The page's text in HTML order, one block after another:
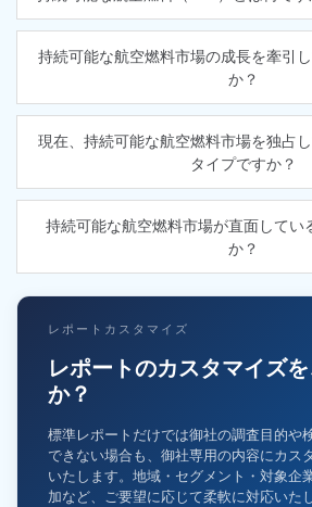
持続可能な航空燃料市場の成長を牽引
か？
現在、持続可能な航空燃料市場を独占
タイプですか？
持続可能な航空燃料市場が直面してい
か？
レポートカスタマイズ
レポートのカスタマイズ
か？
標準レポートだけでは御社の調査目的や
できない場合も、御社専用の内容にカス
いたします。地域・セグメント・対象企
加など、ご要望に応じて柔軟に対応いた